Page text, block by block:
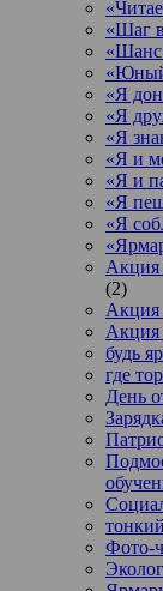
«Шаг
«Я
«Я
«Я
«Я и
«Я и
«Я
«Я
Акция
(2)
Акция
Акция
будь
где
День
Фото-